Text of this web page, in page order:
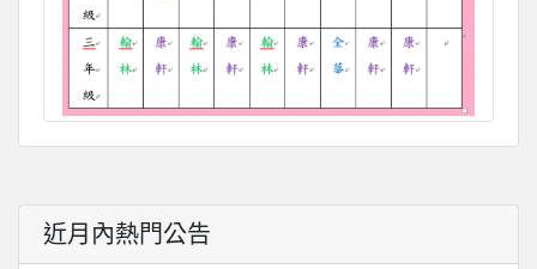
近月內熱門公告